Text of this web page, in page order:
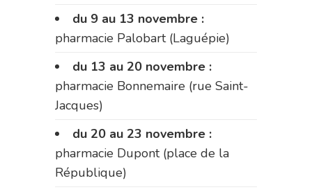
du 9 au 13 novembre :
pharmacie Palobart (Laguépie)
du 13 au 20 novembre :
pharmacie Bonnemaire (rue Saint-
Jacques)
du 20 au 23 novembre :
pharmacie Dupont (place de la
République)